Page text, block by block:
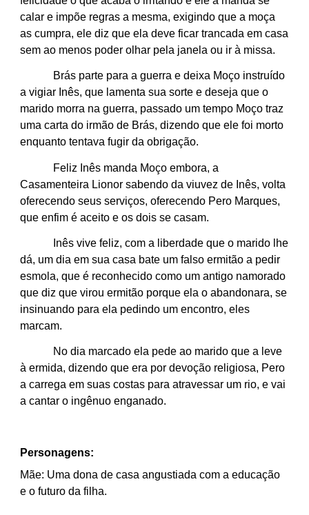
calar e impõe regras a mesma, exigindo que a moça
as cumpra, ele diz que ela deve ficar trancada em casa
sem ao menos poder olhar pela janela ou ir à missa.
Brás parte para a guerra e deixa Moço instruído
a vigiar Inês, que lamenta sua sorte e deseja que o
marido morra na guerra, passado um tempo Moço traz
uma carta do irmão de Brás, dizendo que ele foi morto
enquanto tentava fugir da obrigação.
Feliz Inês manda Moço embora, a
Casamenteira Lionor sabendo da viuvez de Inês, volta
oferecendo seus serviços, oferecendo Pero Marques,
que enfim é aceito e os dois se casam.
Inês vive feliz, com a liberdade que o marido lhe
dá, um dia em sua casa bate um falso ermitão a pedir
esmola, que é reconhecido como um antigo namorado
que diz que virou ermitão porque ela o abandonara, se
insinuando para ela pedindo um encontro, eles
marcam.
No dia marcado ela pede ao marido que a leve
à ermida, dizendo que era por devoção religiosa, Pero
a carrega em suas costas para atravessar um rio, e vai
a cantar o ingênuo enganado.
Personagens:
Mãe: Uma dona de casa angustiada com a educação
e o futuro da filha.